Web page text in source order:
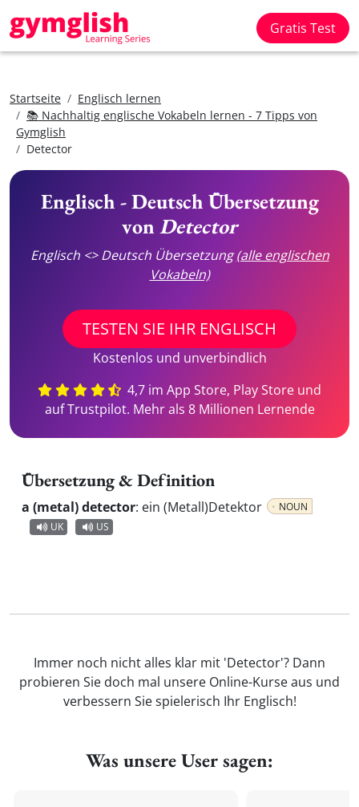
Gratis Test
Startseite
Englisch lernen
📚 Nachhaltig englische Vokabeln lernen - 7 Tipps von
Gymglish
Detector
Englisch - Deutsch Übersetzung
vonDetector
Englisch <> Deutsch Übersetzung(alle englischen
Vokabeln)
TESTEN SIE IHR ENGLISCH
Kostenlos und unverbindlich
4,7 im App Store, Play Store und
auf Trustpilot. Mehr als 8 Millionen Lernende
Übersetzung & Definition
a (metal) detector: ein (Metall)Detektor
NOUN
UK
US
Immer noch nicht alles klar mit 'Detector'? Dann
probieren Sie doch mal unsere Online-Kurse aus und
verbessern Sie spielerisch Ihr Englisch!
Was unsere User sagen: